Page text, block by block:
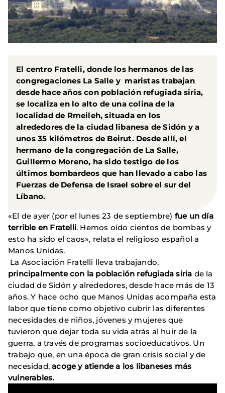
El centro Fratelli, donde los hermanos de las
congregaciones La Salle y maristas trabajan
desde hace años con población refugiada siria,
se localiza en lo alto de una colina de la
localidad de Rmeileh, situada en los
alrededores de la ciudad libanesa de Sidón y a
unos 35 kilómetros de Beirut. Desde allí, el
hermano de la congregación de La Salle,
Guillermo Moreno, ha sido testigo de los
últimos bombardeos que han llevado a cabo las
Fuerzas de Defensa de Israel sobre el sur del
Líbano.
«El de ayer (por el lunes 23 de septiembre) fue un día
terrible en Fratelli. Hemos oído cientos de bombas y
esto ha sido el caos», relata el religioso español a
Manos Unidas.
La Asociación Fratelli lleva trabajando,
principalmente con la población refugiada siria de la
ciudad de Sidón y alrededores, desde hace más de 13
años. Y hace ocho que Manos Unidas acompaña esta
labor que tiene como objetivo cubrir las diferentes
necesidades de niños, jóvenes y mujeres que
tuvieron que dejar toda su vida atrás al huir de la
guerra, a través de programas socioeducativos. Un
trabajo que, en una época de gran crisis social y de
necesidad,acoge y atiende a los libaneses más
vulnerables.